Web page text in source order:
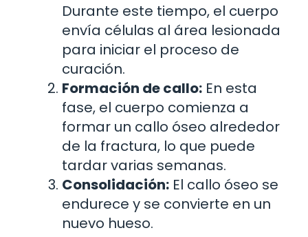
Durante este tiempo, el cuerpo
envía células al área lesionada
para iniciar el proceso de
curación.
Formación de callo: En esta
fase, el cuerpo comienza a
formar un callo óseo alrededor
de la fractura, lo que puede
tardar varias semanas.
Consolidación: El callo óseo se
endurece y se convierte en un
nuevo hueso.